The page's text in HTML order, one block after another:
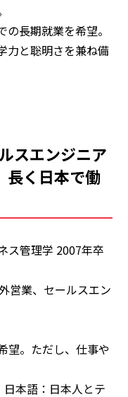
長期就業を希望。
力と聡明さを兼ね備
スエンジニア
長く日本で働
ス管理学 2007年卒
業、 セールスエン
望。ただし、仕事や
本語： 日本人とテ